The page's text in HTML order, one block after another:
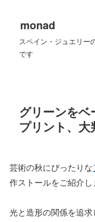
monad
スペイン・ジュエリー
です
グリーンをベ
プリント、大
芸術の秋にぴったりな
作ストールをご紹介し
光と造形の関係を追求